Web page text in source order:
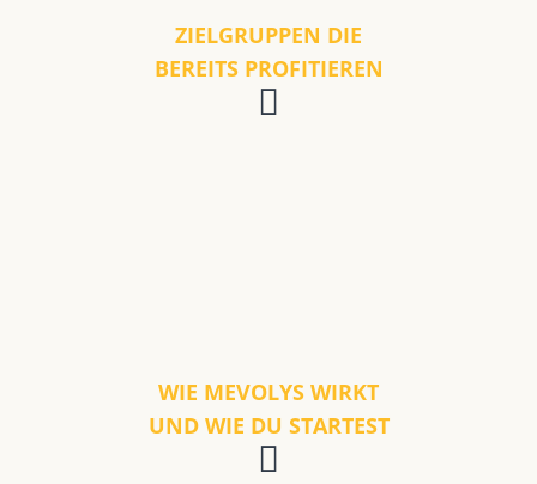
ZIELGRUPPEN DIE
BEREITS PROFITIEREN
WIE MEVOLYS WIRKT
UND WIE DU STARTEST